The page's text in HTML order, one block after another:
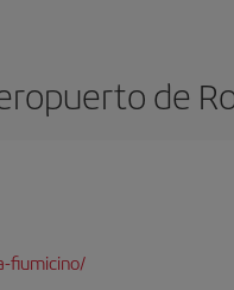
de
fiumicino/